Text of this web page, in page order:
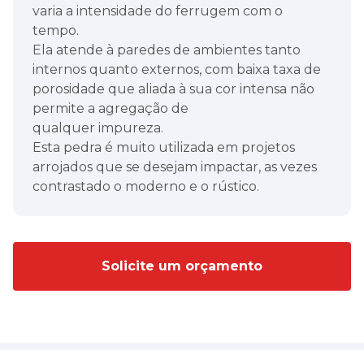
varia a intensidade do ferrugem com o
tempo.
Ela atende à paredes de ambientes tanto
internos quanto externos, com baixa taxa de
porosidade que aliada à sua cor intensa não
permite a agregação de
qualquer impureza.
Esta pedra é muito utilizada em projetos
arrojados que se desejam impactar, as vezes
contrastado o moderno e o rústico.
Solicite um orçamento